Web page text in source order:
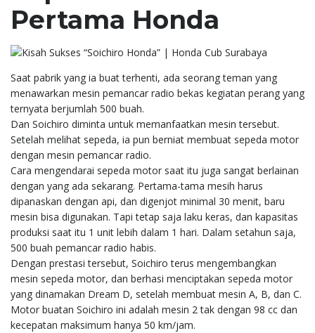
Pertama Honda
Saat pabrik yang ia buat terhenti, ada seorang teman yang
menawarkan mesin pemancar radio bekas kegiatan perang yang
ternyata berjumlah 500 buah.
Dan Soichiro diminta untuk memanfaatkan mesin tersebut.
Setelah melihat sepeda, ia pun berniat membuat sepeda motor
dengan mesin pemancar radio.
Cara mengendarai sepeda motor saat itu juga sangat berlainan
dengan yang ada sekarang. Pertama-tama mesih harus
dipanaskan dengan api, dan digenjot minimal 30 menit, baru
mesin bisa digunakan. Tapi tetap saja laku keras, dan kapasitas
produksi saat itu 1 unit lebih dalam 1 hari. Dalam setahun saja,
500 buah pemancar radio habis.
Dengan prestasi tersebut, Soichiro terus mengembangkan
mesin sepeda motor, dan berhasi menciptakan sepeda motor
yang dinamakan Dream D, setelah membuat mesin A, B, dan C.
Motor buatan Soichiro ini adalah mesin 2 tak dengan 98 cc dan
kecepatan maksimum hanya 50 km/jam.